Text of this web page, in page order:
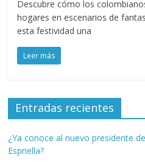
Descubre cómo los
hogares en escenarios de
esta festividad una
Leer más
Entradas recientes
¿Ya conoce al nuevo presidente
Espriella?